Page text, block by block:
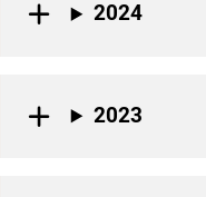
2024
2023